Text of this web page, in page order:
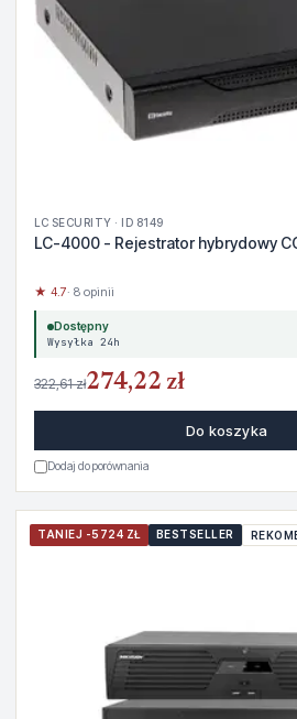
LC SECURITY · ID 8149
LC-4000 - Rejestrator hybrydowy
★ 4.7· 8 opinii
Dostępny
Wysyłka 24h
322,61 zł274,22 zł
Do koszyka
Dodaj do porównania
TANIEJ -5724 ZŁ BESTSELLER